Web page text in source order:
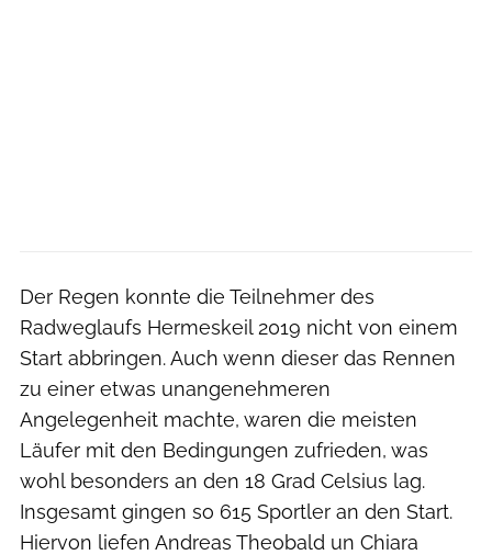
Der Regen konnte die Teilnehmer des
Radweglaufs Hermeskeil 2019 nicht von einem
Start abbringen. Auch wenn dieser das Rennen
zu einer etwas unangenehmeren
Angelegenheit machte, waren die meisten
Läufer mit den Bedingungen zufrieden, was
wohl besonders an den 18 Grad Celsius lag.
Insgesamt gingen so 615 Sportler an den Start.
Hiervon liefen Andreas Theobald un Chiara